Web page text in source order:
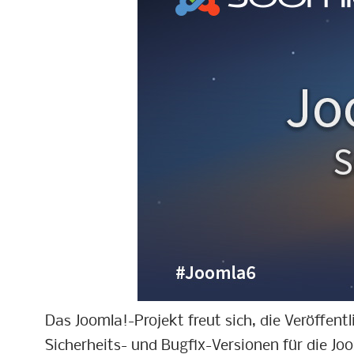
Das Joomla!-Projekt freut sich, die
Sicherheits- und Bugfix-Versionen für die